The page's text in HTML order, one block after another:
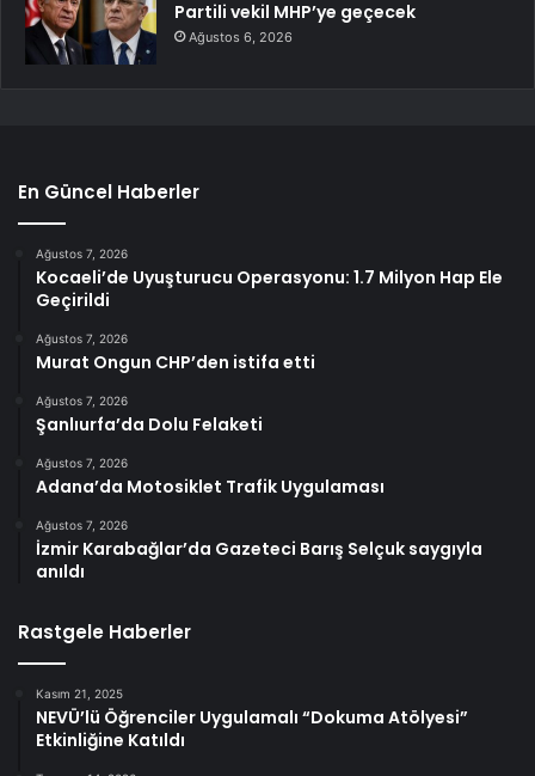
Partili vekil MHP’ye geçecek
Ağustos 6, 2026
En Güncel Haberler
Ağustos 7, 2026
Kocaeli’de Uyuşturucu Operasyonu: 1.7 Milyon Hap Ele
Geçirildi
Ağustos 7, 2026
Murat Ongun CHP’den istifa etti
Ağustos 7, 2026
Şanlıurfa’da Dolu Felaketi
Ağustos 7, 2026
Adana’da Motosiklet Trafik Uygulaması
Ağustos 7, 2026
İzmir Karabağlar’da Gazeteci Barış Selçuk saygıyla
anıldı
Rastgele Haberler
Kasım 21, 2025
NEVÜ’lü Öğrenciler Uygulamalı “Dokuma Atölyesi”
Etkinliğine Katıldı